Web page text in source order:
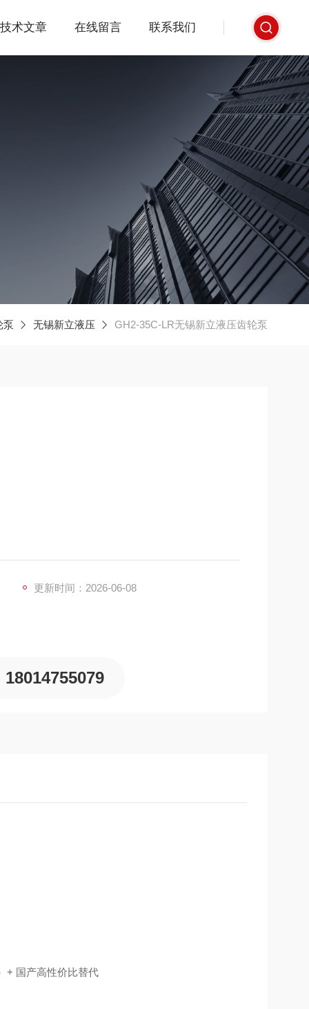
技术文章 在线留言 联系我们
泵 无锡新立液压 GH2-35C-LR无锡新立液压齿轮泵
HONOR、MARZOCCHI）+ 国产高性价比替代
更新时间：2026-06-08
18014755079
+ 国产高性价比替代